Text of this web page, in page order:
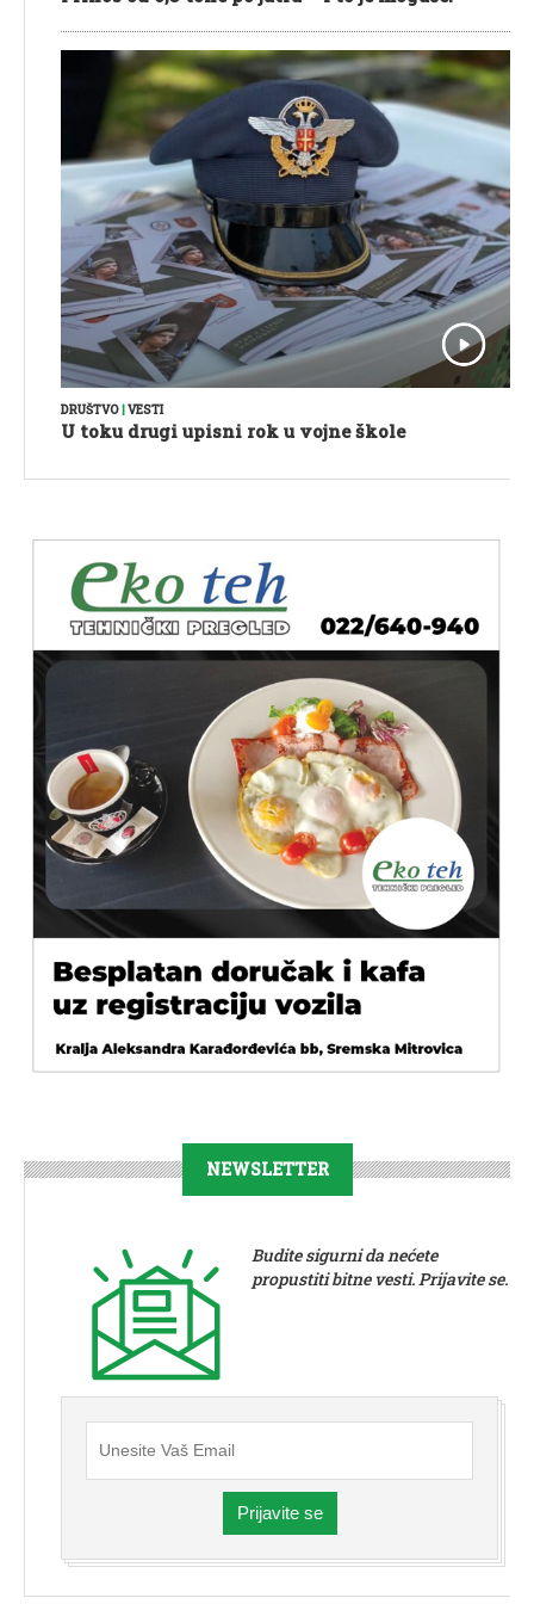
DRUŠTVO VESTI
U toku drugi upisni rok u vojne škole
NEWSLETTER
Budite sigurni da nećete
propustiti bitne vesti. Prijavite se.
Prijavite se